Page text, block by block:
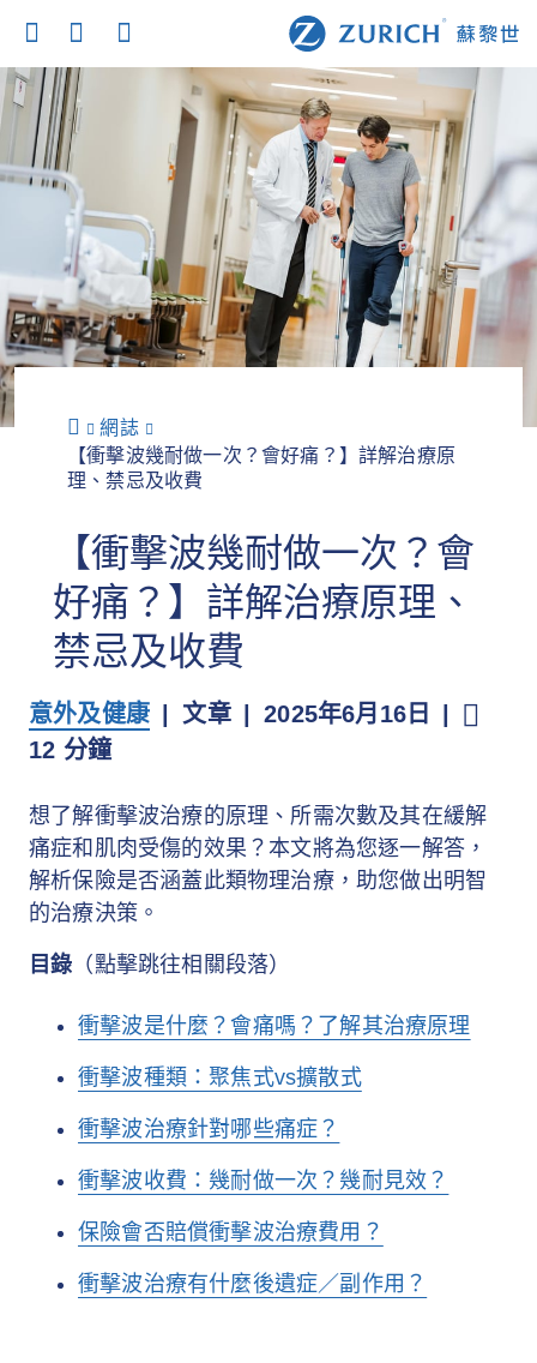
網誌
【衝擊波幾耐做一次？會好痛？】詳解治療原
理、禁忌及收費
【衝擊波幾耐做一次？會
好痛？】詳解治療原理、
禁忌及收費
意外及健康 文章
2025年6月16日
12 分鐘
想了解衝擊波治療的原理、所需次數及其在緩解
痛症和肌肉受傷的效果？本文將為您逐一解答，
解析保險是否涵蓋此類物理治療，助您做出明智
的治療決策。
目錄 （點擊跳往相關段落）
衝擊波是什麼？會痛嗎？了解其治療原理
衝擊波種類：聚焦式vs擴散式
衝擊波治療針對哪些痛症？
衝擊波收費：幾耐做一次？幾耐見效？
保險會否賠償衝擊波治療費用？
衝擊波治療有什麼後遺症／副作用？